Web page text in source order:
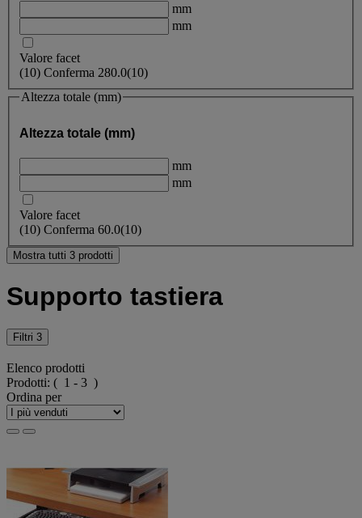
mm
mm
Valore facet
(10) Conferma 280.0(10)
Altezza totale (mm)
Altezza totale (mm)
mm
mm
Valore facet
(10) Conferma 60.0(10)
Mostra tutti 3 prodotti
Supporto tastiera
Filtri 3
Elenco prodotti
Prodotti: ( 1 - 3 )
Ordina per